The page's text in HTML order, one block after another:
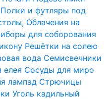
Полки и футляры под
Облачения на
для соборования
Решётки на солею
вода Семисвечники
елея Сосуды для миро
лампад Стрючицы
Уголь кадильный